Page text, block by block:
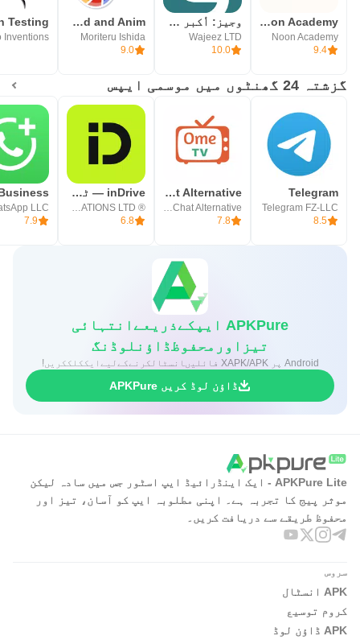
Noon Academy
Noon Academy
9.4
وجيز: أكبر مكتبة محتوى صوتي
Wajeez LTD
10.0
Algorithms: Explained and Anim
Moriteru Ishida
9.0
گزشتہ 24 گھنٹوں میں موسمی ایپس
Telegram
Telegram FZ-LLC
8.5
OmeTV – Video Chat Alternative
7.8
inDrive — ٹیکسی سے زیادہ
6.8
LLC
7.9
APKPure ایپکےذریعےانتہائی
تیزاورمحفوظڈاؤنلوڈنگ
Android پر XAPK/APK فائلیںانسٹالکرنےکےلیےایککلککریں!
ڈاؤن لوڈ کریں APKPure
APKPure Lite - ایک اینڈرائیڈ ایپ اسٹور جس میں سادہ لیکن
موثر پیج کا تجربہ ہے۔ اپنی مطلوبہ ایپ کو آسان، تیز اور
محفوظ طریقے سے دریافت کریں۔
سروس
APK انسٹال
کروم توسیع
APK ڈاؤن لوڈ